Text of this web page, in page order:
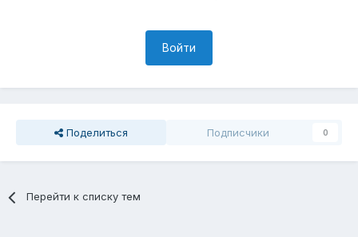
Войти
Поделиться Подписчики 0
Перейти к списку тем